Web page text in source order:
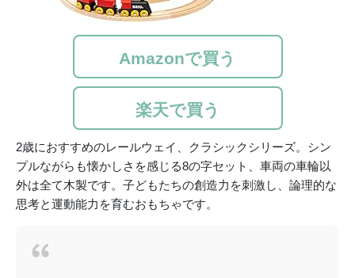
Amazonで買う
楽天で買う
2歳におすすめのレールウェイ、クラシックシリーズ。シン
プルながらも懐かしさを感じる8の字セット、車両の車輪以
外は全て木製です。子どもたちの創造力を刺激し、論理的な
思考と運動能力を育むおもちゃです。